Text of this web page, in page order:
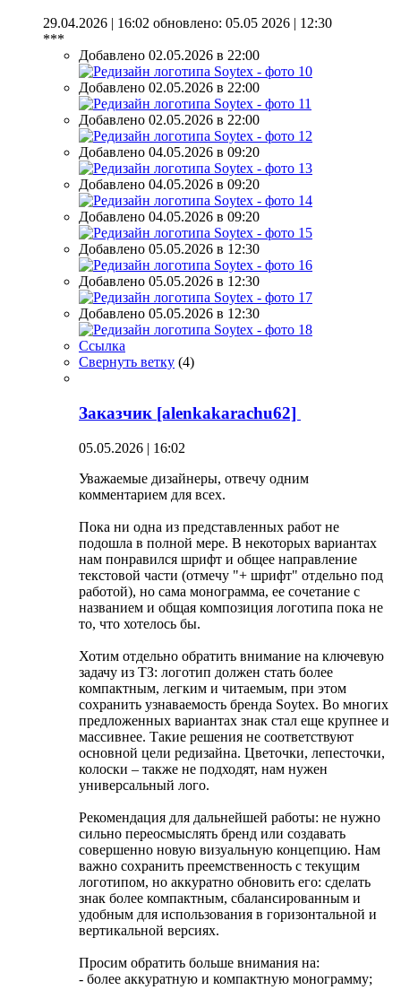
29.04.2026 | 16:02 обновлено: 05.05 2026 | 12:30
***
Добавлено 02.05.2026 в 22:00
Добавлено 02.05.2026 в 22:00
Добавлено 02.05.2026 в 22:00
Добавлено 04.05.2026 в 09:20
Добавлено 04.05.2026 в 09:20
Добавлено 04.05.2026 в 09:20
Добавлено 05.05.2026 в 12:30
Добавлено 05.05.2026 в 12:30
Добавлено 05.05.2026 в 12:30
Ссылка
Свернуть ветку (4)
Заказчик [alenkakarachu62]
05.05.2026 | 16:02
Уважаемые дизайнеры, отвечу одним
комментарием для всех.
Пока ни одна из представленных работ не
подошла в полной мере. В некоторых вариантах
нам понравился шрифт и общее направление
текстовой части (отмечу "+ шрифт" отдельно под
работой), но сама монограмма, ее сочетание с
названием и общая композиция логотипа пока не
то, что хотелось бы.
Хотим отдельно обратить внимание на ключевую
задачу из ТЗ: логотип должен стать более
компактным, легким и читаемым, при этом
сохранить узнаваемость бренда Soytex. Во многих
предложенных вариантах знак стал еще крупнее и
массивнее. Такие решения не соответствуют
основной цели редизайна. Цветочки, лепесточки,
колоски – также не подходят, нам нужен
универсальный лого.
Рекомендация для дальнейшей работы: не нужно
сильно переосмыслять бренд или создавать
совершенно новую визуальную концепцию. Нам
важно сохранить преемственность с текущим
логотипом, но аккуратно обновить его: сделать
знак более компактным, сбалансированным и
удобным для использования в горизонтальной и
вертикальной версиях.
Просим обратить больше внимания на:
- более аккуратную и компактную монограмму;